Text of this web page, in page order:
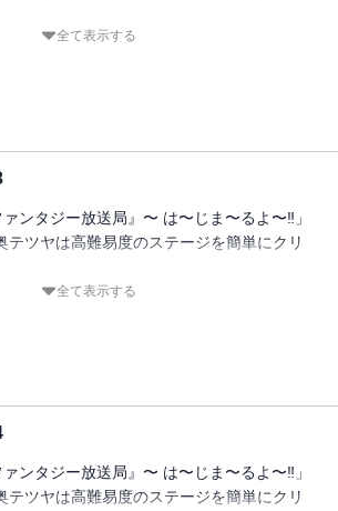
ら多額の投げ銭と「私の世界を救ってくれま
が・・・。
団やら魔王軍やらがでてきたり・・・
救うことができるのか⁉
全て表示する
ァンタジー放送局』〜 は〜じま〜るよ〜‼」
テツヤは高難易度のステージを簡単にクリ
ら多額の投げ銭と「私の世界を救ってくれま
団やら魔王軍やらがでてきたり・・・
救うことができるのか⁉
全て表示する
ァンタジー放送局』〜 は〜じま〜るよ〜‼」
テツヤは高難易度のステージを簡単にクリ